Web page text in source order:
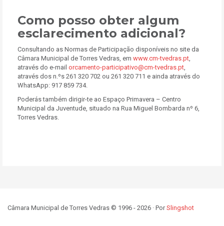
Como posso obter algum
esclarecimento adicional?
Consultando as Normas de Participação disponíveis no site da
Câmara Municipal de Torres Vedras, em www.cm-tvedras.pt,
através do e-mail orcamento-participativo@cm-tvedras.pt,
através dos n.ºs 261 320 702 ou 261 320 711 e ainda através do
WhatsApp: 917 859 734.
Poderás também dirigir-te ao Espaço Primavera – Centro
Municipal da Juventude, situado na Rua Miguel Bombarda nº 6,
Torres Vedras.
Câmara Municipal de Torres Vedras © 1996 - 2026 · PorSlingshot